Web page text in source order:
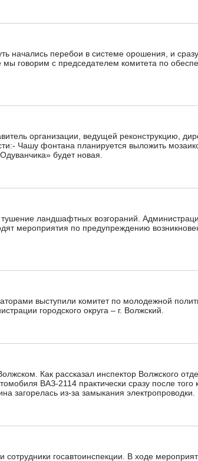
начались перебои в системе орошения, и
говорим с председателем комитета по
организации, ведущей реконструкцию,
Чашу фонтана планируется выложить
будет новая.
ландшафтных возгораний.
мероприятия по предупреждению
выступили комитет по молодежной
городского округа – г. Волжский.
Как рассказал инспектор Волжского
ВАЗ-2114 практически сразу после того
из-за замыкания электропроводки.
госавтоинспекции. В ходе